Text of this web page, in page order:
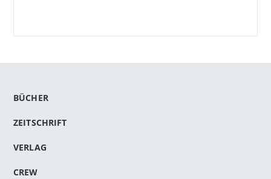
BÜCHER
ZEITSCHRIFT
VERLAG
CREW